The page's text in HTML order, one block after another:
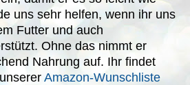
uns sehr helfen, wenn ihr uns
Futter und auch
Ohne das nimmt er
Nahrung auf. Ihr findet
Amazon-Wunschliste